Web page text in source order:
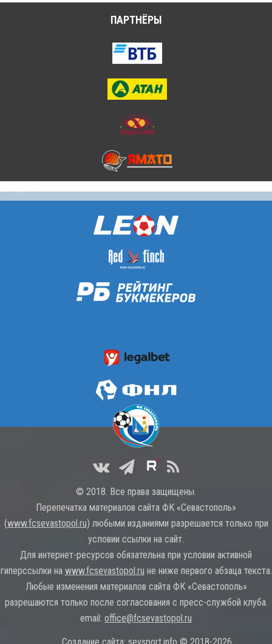
ПАРТНЁРЫ
© 2018. Все права защищены.
Перепечатка материалов сайта ФК «Севастополь»
(www.fcsevastopol.ru) любыми изданиями разрешается только при
условии ссылки на сайт.
Для интернет-ресурсов обязательна при условии активной
гиперссылки на www.fcsevastopol.ru не ниже первого абзаца текста.
Любые изменения материалов сайта ФК «Севастополь»
разрешаются только после согласования с пресс-службой клуба.
email: office@fcsevastopol.ru
Создание сайта: sevsport.info © 2018-2026